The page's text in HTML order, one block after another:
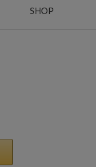
SHOP